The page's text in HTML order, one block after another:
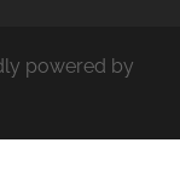
powered by